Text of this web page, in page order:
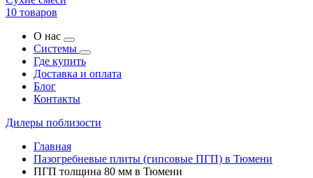
10 товаров
О нас
Системы
Где купить
Доставка и оплата
Блог
Контакты
Дилеры поблизости
Главная
Пазогребневые плиты (гипсовые ПГП) в Тюмени
ПГП толщина 80 мм в Тюмени